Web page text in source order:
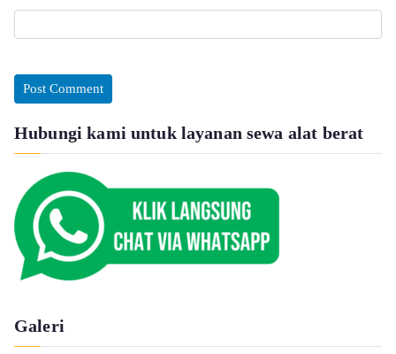
Hubungi kami untuk layanan sewa alat berat
Galeri